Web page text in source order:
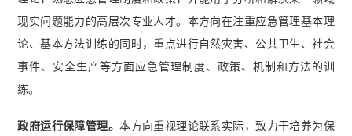
现实问题能力的高层次专业人才。本方向在注重应急管理基本理
论、基本方法训练的同时，重点进行自然灾害、公共卫生、社会
事件、安全生产等方面应急管理制度、政策、机制和方法的训
练。
政府运行保障管理。本方向重视理论联系实际，致力于培养为保